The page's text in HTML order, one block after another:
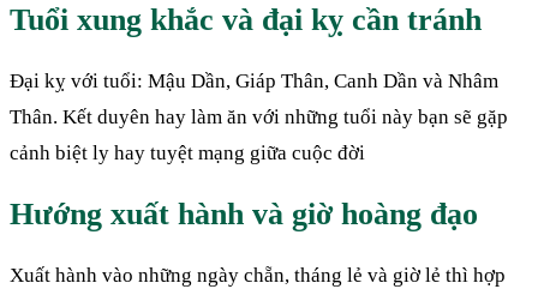
Tuổi xung khắc và đại kỵ cần tránh
Đại kỵ với tuổi: Mậu Dần, Giáp Thân, Canh Dần và Nhâm
Thân. Kết duyên hay làm ăn với những tuổi này bạn sẽ gặp
cảnh biệt ly hay tuyệt mạng giữa cuộc đời
Hướng xuất hành và giờ hoàng đạo
Xuất hành vào những ngày chẵn, tháng lẻ và giờ lẻ thì hợp